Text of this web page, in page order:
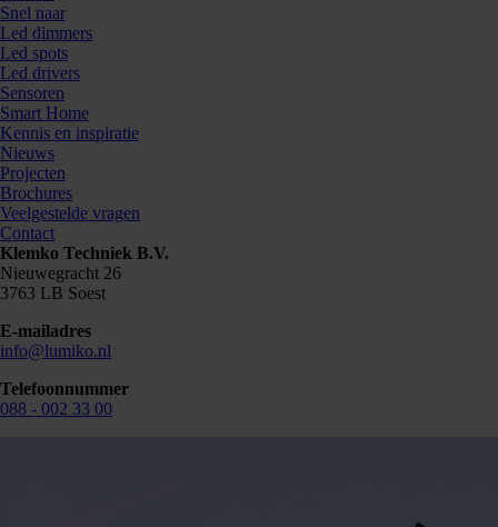
Snel naar
Led dimmers
Led spots
Led drivers
Sensoren
Smart Home
Kennis en inspiratie
Nieuws
Projecten
Brochures
Veelgestelde vragen
Contact
Klemko Techniek B.V.
Nieuwegracht 26
3763 LB Soest
E-mailadres
info@lumiko.nl
Telefoonnummer
088 - 002 33 00